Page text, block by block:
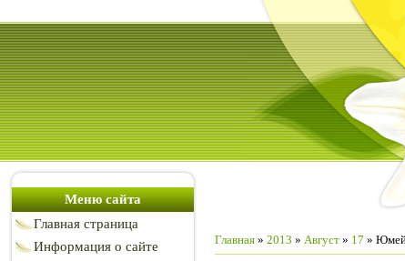
Меню сайта
Главная страница
Информация о сайте
Главная » 2013 » Август » 17 »